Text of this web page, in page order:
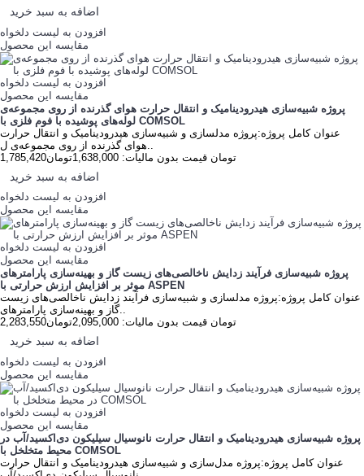
اضافه به سبد خرید
افزودن به لیست دلخواه
مقایسه این محصول
افزودن به لیست دلخواه
مقایسه این محصول
پروژه شبیه‌سازی هیدرودینامیک و انتقال حرارت هوای گذرنده از روی مجموعه‌ی
لوله‌های پوشیده با فوم فلزی با COMSOL
عنوان کامل پروژه:پروژه مدلسازی و شبیه‌سازی هیدرودینامیک و انتقال حرارت
1,785,420تومان قیمت بدون مالیات: 1,638,000تومان
اضافه به سبد خرید
افزودن به لیست دلخواه
مقایسه این محصول
افزودن به لیست دلخواه
مقایسه این محصول
پروژه شبیه‌سازی فرآیند زدایش ناخالصی‌های زیست گاز و بهینه‌سازی پارامترهای
موثر بر افزایش ارزش حرارتی با ASPEN
عنوان کامل پروژه:پروژه مدلسازی و شبیه‌سازی فرآیند زدایش ناخالصی‌های زیست
گاز و بهینه‌سازی پارامترهای..
2,283,550تومان قیمت بدون مالیات: 2,095,000تومان
اضافه به سبد خرید
افزودن به لیست دلخواه
مقایسه این محصول
افزودن به لیست دلخواه
مقایسه این محصول
پروژه شبیه‌سازی هیدرودینامیک و انتقال حرارت نانوسیال سیلیکون دی‌اکسید/آب در
محیط متخلخل با COMSOL
عنوان کامل پروژه:پروژه مدل‌سازی و شبیه‌سازی هیدرودینامیک و انتقال حرارت